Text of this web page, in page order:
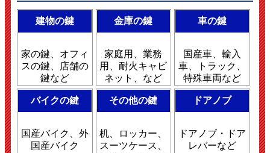
建物の鍵
家の鍵、オフィ
スの鍵、店舗の
鍵など
金庫の鍵
家庭用、業務
用、耐火キャビ
ネット、など
車の鍵
国産車、輸入
車、トラック、
特殊車両など
バイクの鍵
国産バイク、外
国産バイク
その他の鍵
机、ロッカー、
スーツケース、
ドアノブ
ドアノブ・ドア
レバーなど